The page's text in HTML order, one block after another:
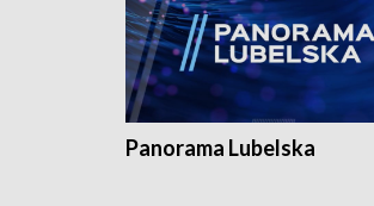
Panorama Lubelska